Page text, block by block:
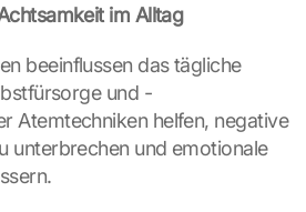
im Alltag
beeinflussen das tägliche
und -
Atemtechniken helfen, negative
unterbrechen und emotionale